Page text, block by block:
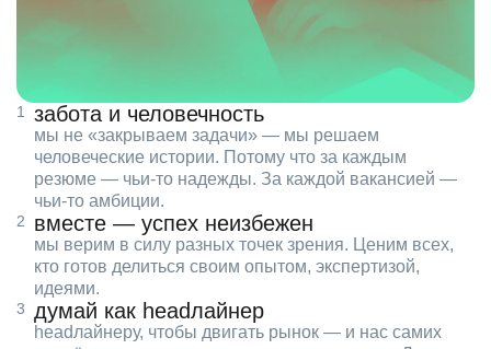
забота и человечность
мы не «закрываем задачи» — мы решаем
человеческие истории. Потому что за каждым
резюме — чьи‑то надежды. За каждой вакансией —
чьи‑то амбиции.
вместе — успех неизбежен
мы верим в силу разных точек зрения. Ценим всех,
кто готов делиться своим опытом, экспертизой,
идеями.
думай как headлайнер
headлайнеру, чтобы двигать рынок — и нас самих